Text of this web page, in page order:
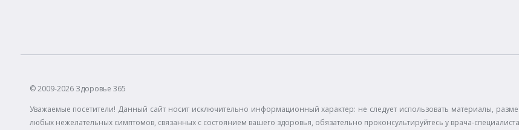
© 2009-2026 Здоровье 365
Уважаемые посетители! Данный сайт носит исключительно информационный характер: не следует использовать материалы,
любых нежелательных симптомов, связанных с состоянием вашего здоровья, обязательно проконсультируйтесь у врача-